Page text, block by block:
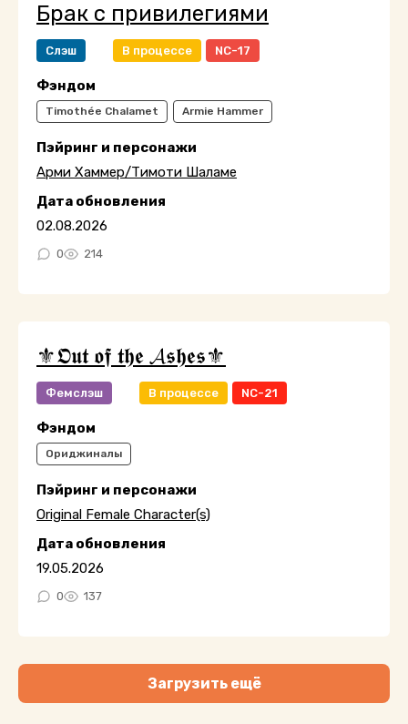
Брак с привилегиями
Слэш В процессе NC-17
Фэндом
Timothée Chalamet Armie Hammer
Пэйринг и персонажи
Арми Хаммер/Тимоти Шаламе
Дата обновления
02.08.2026
0 214
⚜️𝕺𝖚𝖙 𝖔𝖋 𝖙𝖍𝖊 𝓐𝖘𝖍𝖊𝖘⚜️
Фемслэш В процессе NC-21
Фэндом
Ориджиналы
Пэйринг и персонажи
Original Female Character(s)
Дата обновления
19.05.2026
0 137
Загрузить ещё